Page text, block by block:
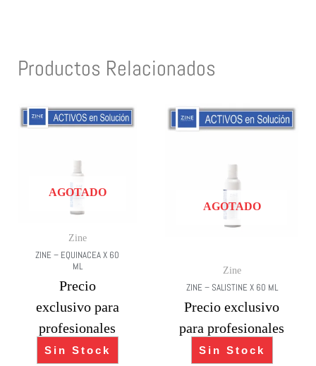
Productos Relacionados
AGOTADO
Zine
ZINE – EQUINACEA X 60
ML
Precio
exclusivo para
profesionales
Sin Stock
AGOTADO
Zine
ZINE – SALISTINE X 60 ML
Precio exclusivo
para profesionales
Sin Stock